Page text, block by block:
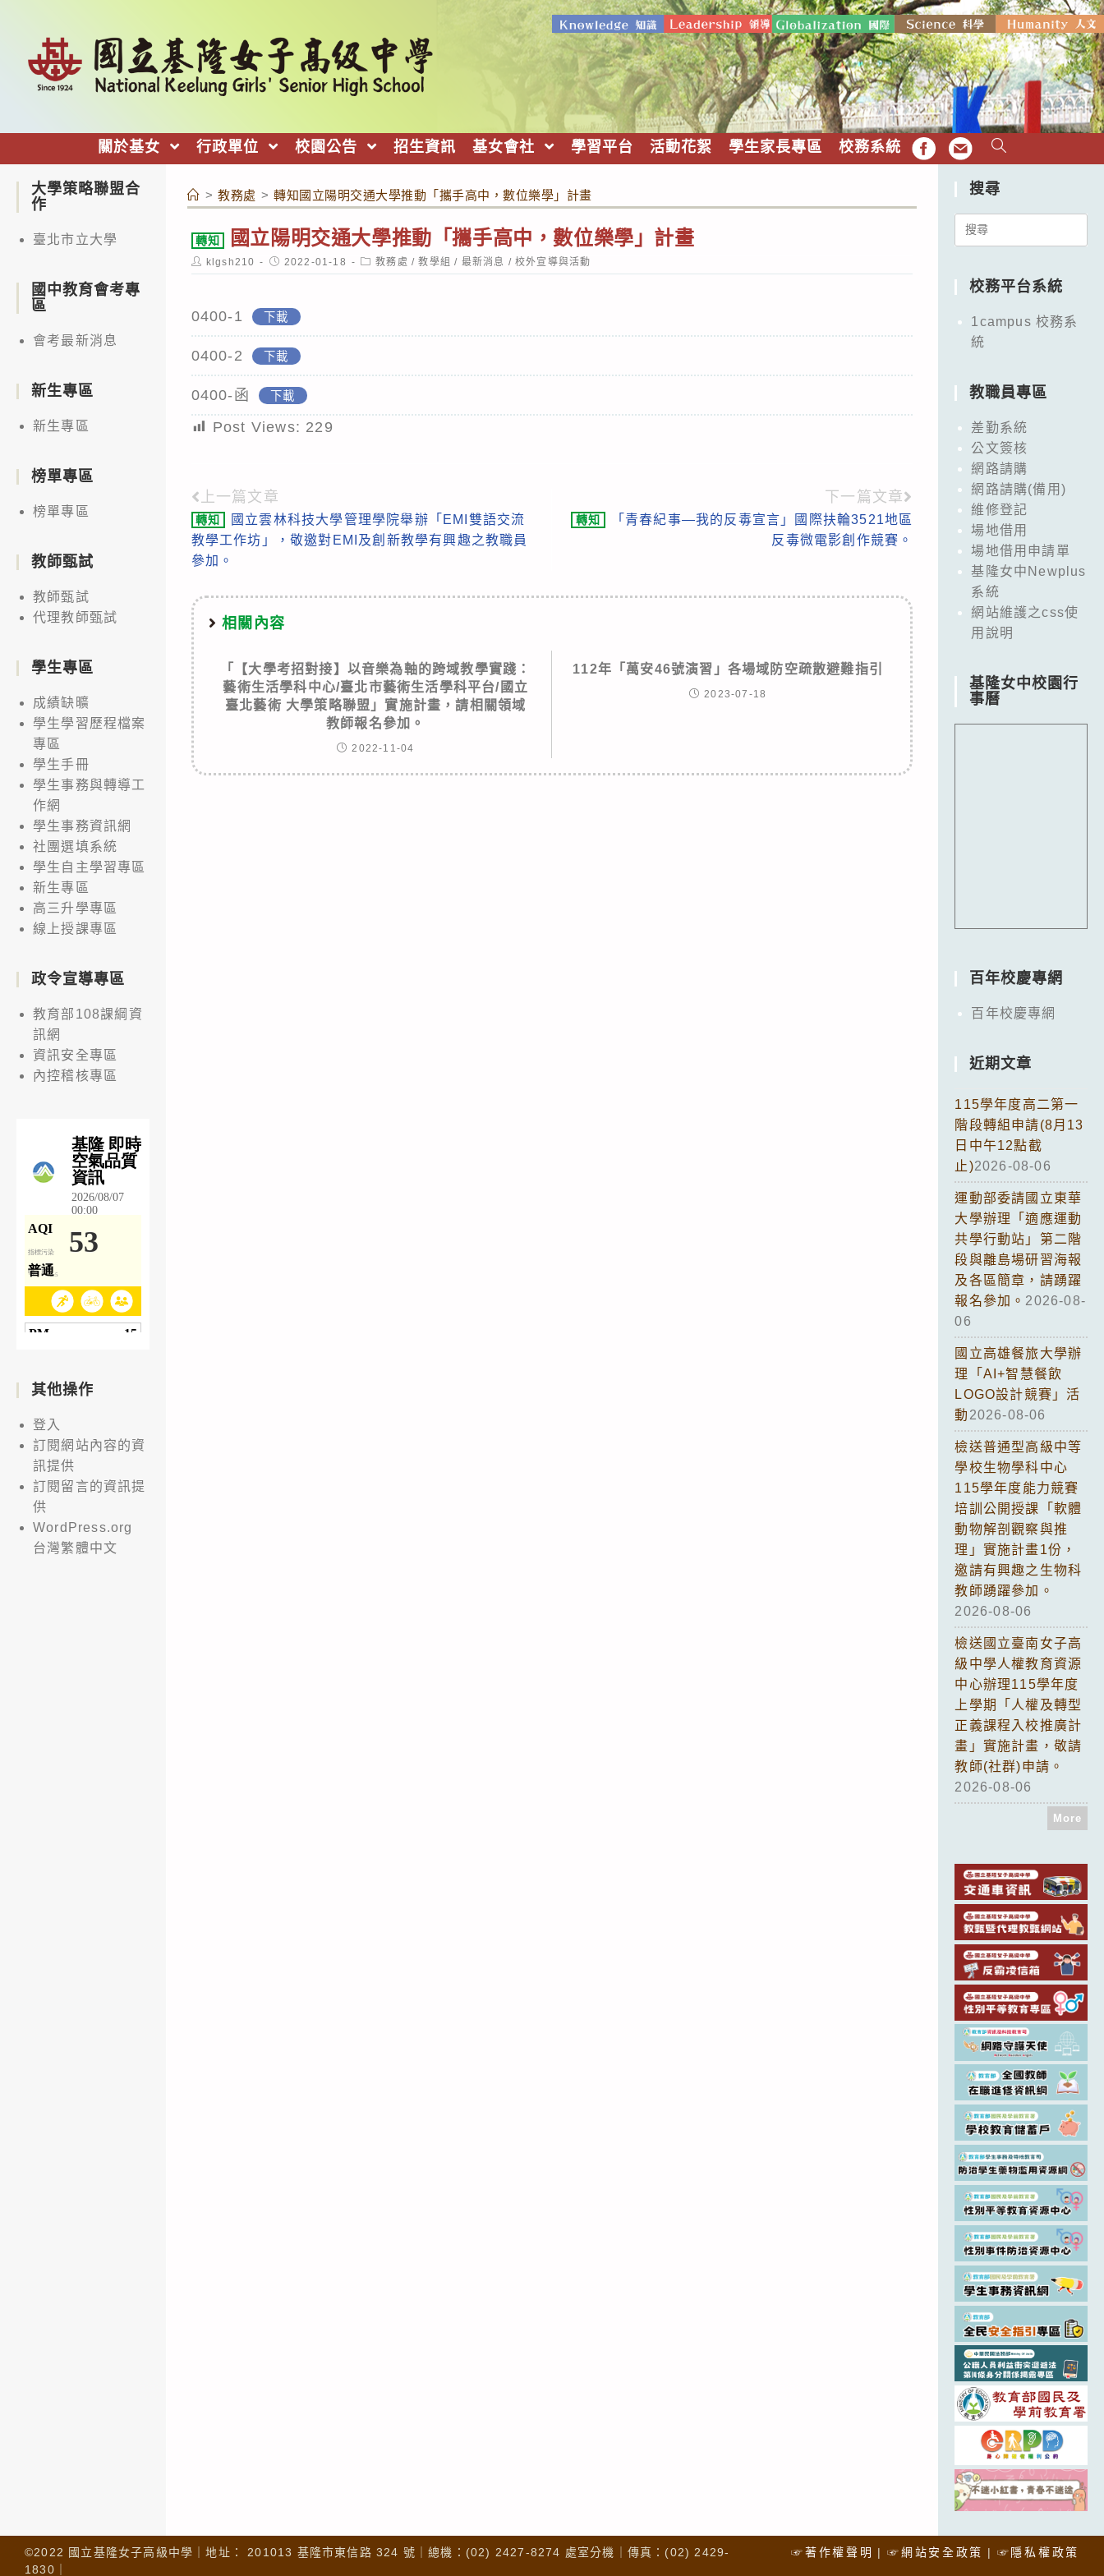
關於基女 行政單位 校園公告 招生資訊 基女會社 學習平台 活動花絮 學生家長專區 校務系統 FB EMAIL
> 教務處 > 轉知國立陽明交通大學推動「攜手高中，數位樂學」計畫
轉知 國立陽明交通大學推動「攜手高中，數位樂學」計畫
Post
author:
klgsh210
Post
published:
2022-01-18
Post
category:
教務處 / 教學組 / 最新消息 / 校外宣導與活動
0400-1 下載
0400-2 下載
0400-函 下載
Post Views: 229
Read
more
articles
上一篇文章
轉知
國立雲林科技大學管理學院舉辦「EMI雙語交流
教學工作坊」，敬邀對EMI及創新教學有興趣之教職員
參加。
下一篇文章
轉知
「青春紀事—我的反毒宣言」國際扶輪3521地區
反毒微電影創作競賽。
相關內容
「【大學考招對接】以音樂為軸的跨域教學實踐：
藝術生活學科中心/臺北市藝術生活學科平台/國立
臺北藝術 大學策略聯盟」實施計畫，請相關領域
教師報名參加。
2022-11-04
112年「萬安46號演習」各場域防空疏散避難指引
2023-07-18
大學策略聯盟合
作
臺北市立大學
國中教育會考專
區
會考最新消息
新生專區
新生專區
榜單專區
榜單專區
教師甄試
教師甄試
代理教師甄試
學生專區
成績缺曠
學生學習歷程檔案
專區
學生手冊
學生事務與轉導工
作網
學生事務資訊網
社團選填系統
學生自主學習專區
新生專區
高三升學專區
線上授課專區
政令宣導專區
教育部108課綱資
訊網
資訊安全專區
內控稽核專區
其他操作
登入
訂閱網站內容的資
訊提供
訂閱留言的資訊提
供
WordPress.org
台灣繁體中文
搜尋
Search
校務平台系統
1campus 校務系
統
教職員專區
差勤系統
公文簽核
網路請購
網路請購(備用)
維修登記
場地借用
場地借用申請單
基隆女中Newplus
系統
網站維護之css使
用說明
基隆女中校園行
事曆
百年校慶專網
百年校慶專網
近期文章
115學年度高二第一
階段轉組申請(8月13
日中午12點截
止)2026-08-06
運動部委請國立東華
大學辦理「適應運動
共學行動站」第二階
段與離島場研習海報
及各區簡章，請踴躍
報名參加。 2026-08-
06
國立高雄餐旅大學辦
理「AI+智慧餐飲
LOGO設計競賽」活
動 2026-08-06
檢送普通型高級中等
學校生物學科中心
115學年度能力競賽
培訓公開授課「軟體
動物解剖觀察與推
理」實施計畫1份，
邀請有興趣之生物科
教師踴躍參加。
2026-08-06
檢送國立臺南女子高
級中學人權教育資源
中心辦理115學年度
上學期「人權及轉型
正義課程入校推廣計
畫」實施計畫，敬請
教師(社群)申請。
2026-08-06
More
☞著作權聲明 ☞網站安全政策 ☞隱私權政策
©2022 國立基隆女子高級中學｜地址： 201013 基隆市東信路 324 號｜總機：(02) 2427-8274 處室分機｜傳真：(02) 2429-
1830｜